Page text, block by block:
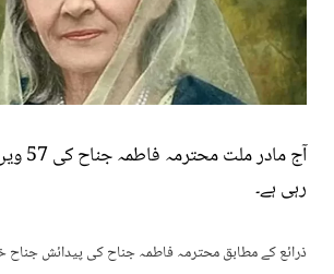
آج
رہی ہے۔
ذرائع کے مطابق